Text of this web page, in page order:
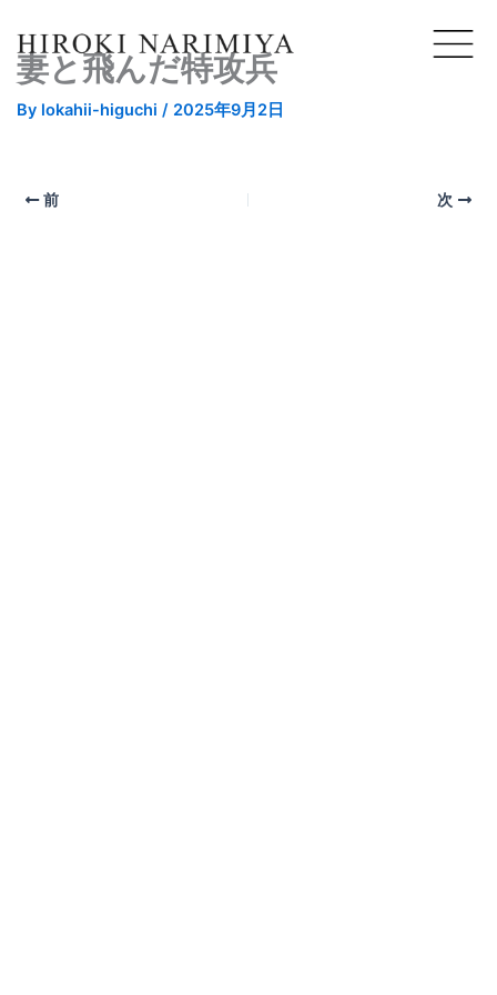
妻と飛んだ特攻兵
By lokahii-higuchi / 2025年9月2日
前 次